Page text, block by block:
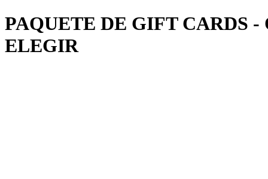
PAQUETE DE GIFT CARDS -
ELEGIR